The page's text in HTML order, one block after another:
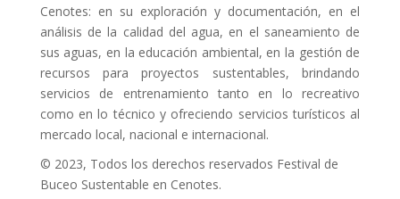
Cenotes: en su exploración y documentación, en el
análisis de la calidad del agua, en el saneamiento de
sus aguas, en la educación ambiental, en la gestión de
recursos para proyectos sustentables, brindando
servicios de entrenamiento tanto en lo recreativo
como en lo técnico y ofreciendo servicios turísticos al
mercado local, nacional e internacional.
© 2023, Todos los derechos reservados Festival de
Buceo Sustentable en Cenotes.